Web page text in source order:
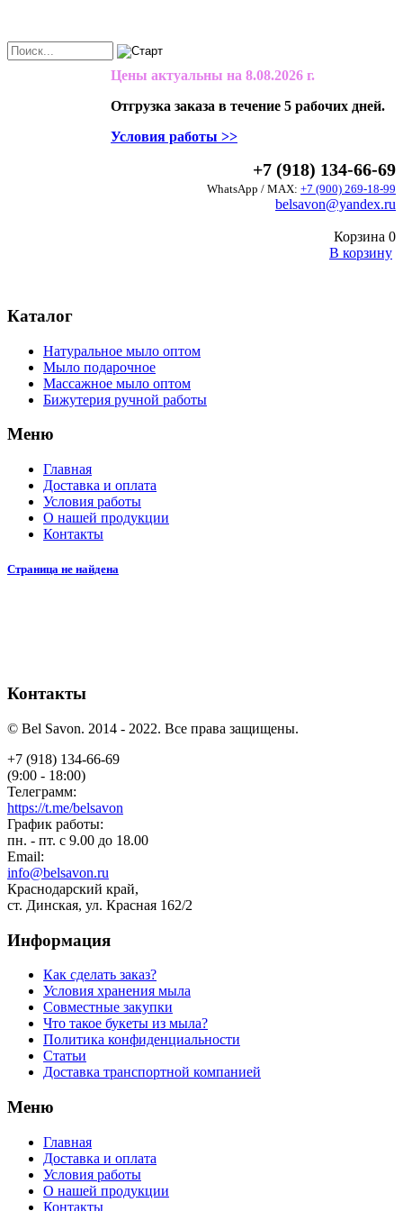
Цены актуальны на 8.08.2026 г.
Отгрузка заказа в течение 5 рабочих дней.
Условия работы >>
+7 (918) 134-66-69
WhatsApp / MAX: +7 (900) 269-18-99
belsavon@yandex.ru
Корзина 0
В корзину
Каталог
Натуральное мыло оптом
Мыло подарочное
Массажное мыло оптом
Бижутерия ручной работы
Меню
Главная
Доставка и оплата
Условия работы
О нашей продукции
Контакты
Страница не найдена
Контакты
© Bel Savon. 2014 - 2022. Все права защищены.
+7 (918) 134-66-69
(9:00 - 18:00)
Телеграмм:
https://t.me/belsavon
График работы:
пн. - пт. с 9.00 до 18.00
Email:
info@belsavon.ru
Краснодарский край,
ст. Динская, ул. Красная 162/2
Информация
Как сделать заказ?
Условия хранения мыла
Совместные закупки
Что такое букеты из мыла?
Политика конфиденциальности
Статьи
Доставка транспортной компанией
Меню
Главная
Доставка и оплата
Условия работы
О нашей продукции
Контакты